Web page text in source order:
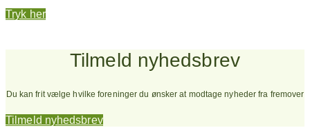
Tryk her
Tilmeld nyhedsbrev
Du kan frit vælge hvilke foreninger du ønsker at modtage nyheder fra fremover
Tilmeld nyhedsbrev